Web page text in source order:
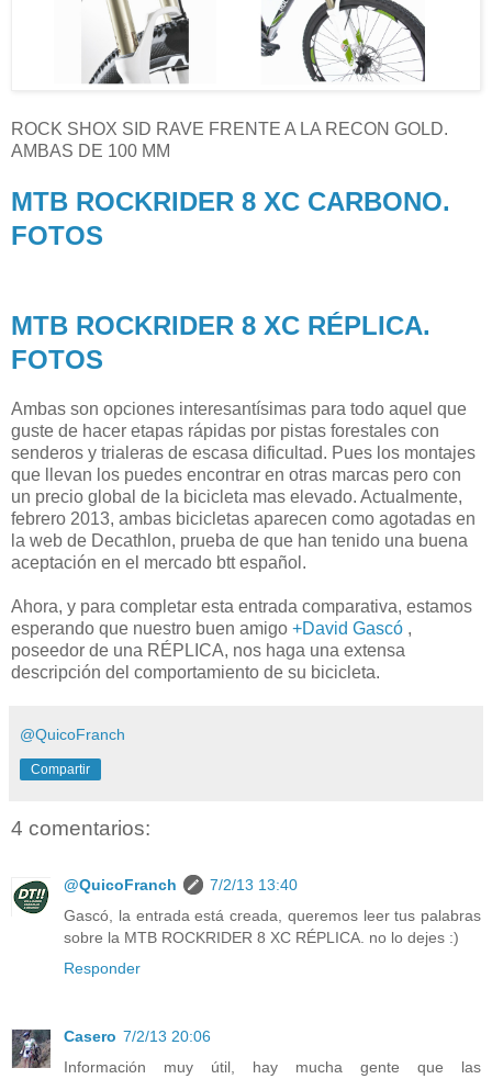
ROCK SHOX SID RAVE FRENTE A LA RECON GOLD.
AMBAS DE 100 MM
MTB ROCKRIDER 8 XC CARBONO.
FOTOS
MTB ROCKRIDER 8 XC RÉPLICA.
FOTOS
Ambas son opciones interesantísimas para todo aquel que
guste de hacer etapas rápidas por pistas forestales con
senderos y trialeras de escasa dificultad. Pues los montajes
que llevan los puedes encontrar en otras marcas pero con
un precio global de la bicicleta mas elevado. Actualmente,
febrero 2013, ambas bicicletas aparecen como agotadas en
la web de Decathlon, prueba de que han tenido una buena
aceptación en el mercado btt español.
Ahora, y para completar esta entrada comparativa, estamos
esperando que nuestro buen amigo +David Gascó ,
poseedor de una RÉPLICA, nos haga una extensa
descripción del comportamiento de su bicicleta.
@QuicoFranch
Compartir
4 comentarios:
@QuicoFranch
7/2/13 13:40
Gascó, la entrada está creada, queremos leer tus palabras
sobre la MTB ROCKRIDER 8 XC RÉPLICA. no lo dejes :)
Responder
Casero 7/2/13 20:06
Información muy útil, hay mucha gente que las